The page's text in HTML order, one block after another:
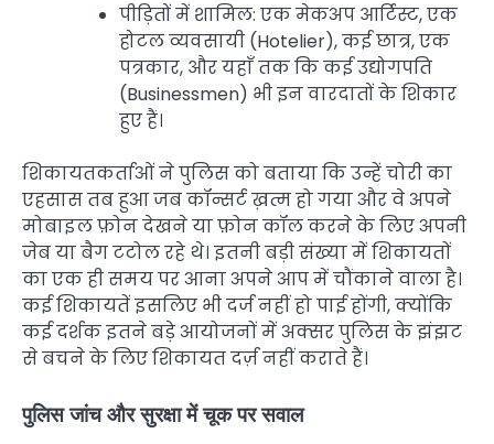
पीड़ितों में शामिल: एक मेकअप आर्टिस्ट, एक
होटल व्यवसायी (Hotelier), कई छात्र, एक
पत्रकार, और यहाँ तक कि कई उद्योगपति
(Businessmen) भी इन वारदातों के शिकार
हुए हैं।
शिकायतकर्ताओं ने पुलिस को बताया कि उन्हें चोरी का
एहसास तब हुआ जब कॉन्सर्ट ख़त्म हो गया और वे अपने
मोबाइल फ़ोन देखने या फ़ोन कॉल करने के लिए अपनी
जेब या बैग टटोल रहे थे। इतनी बड़ी संख्या में शिकायतों
का एक ही समय पर आना अपने आप में चौंकाने वाला है।
कई शिकायतें इसलिए भी दर्ज नहीं हो पाई होंगी, क्योंकि
कई दर्शक इतने बड़े आयोजनों में अक्सर पुलिस के झंझट
से बचने के लिए शिकायत दर्ज़ नहीं कराते हैं।
पुलिस जांच और सुरक्षा में चूक पर सवाल